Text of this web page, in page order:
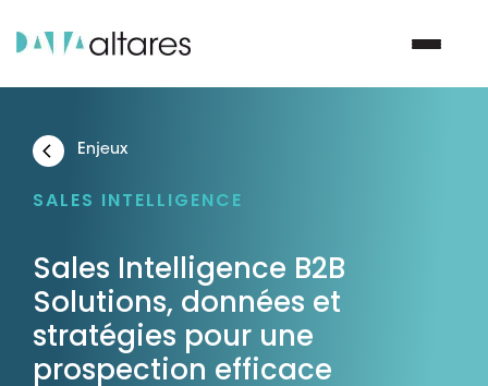
Nos solutions
Enjeux
SALES INTELLIGENCE
Sales Intelligence B2B
Solutions, données et
stratégies pour une
prospection efficace